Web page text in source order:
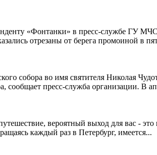
«Фонтанки» в пресс-службе ГУ
отрезаны от берега промоиной в
собора во имя святителя Николая
сообщает пресс-служба организации. В
вероятный выход для вас -
каждый раз в Петербург, имеется...